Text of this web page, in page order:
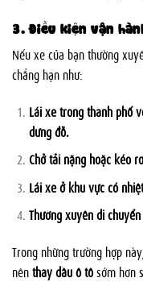
3. Điều kiện vận
Nếu xe của bạn thường
chẳng hạn như:
Lái xe trong thành phố
dừng đỗ.
Chở tải nặng hoặc kéo
Lái xe ở khu vực có
Thường xuyên di
Trong những trường hợp
nênthay dầu ô tôsớm hơn